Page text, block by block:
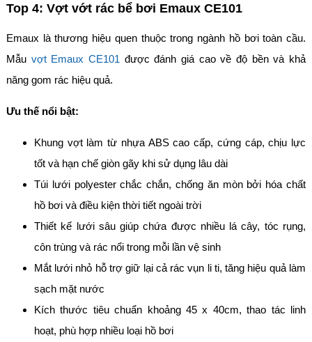
Top 4: Vợt vớt rác bể bơi Emaux CE101
Emaux là thương hiệu quen thuộc trong ngành hồ bơi toàn cầu.
Mẫu vợt Emaux CE101 được đánh giá cao về độ bền và khả
năng gom rác hiệu quả.
Ưu thế nổi bật:
Khung vợt làm từ nhựa ABS cao cấp, cứng cáp, chịu lực
tốt và hạn chế giòn gãy khi sử dụng lâu dài
Túi lưới polyester chắc chắn, chống ăn mòn bởi hóa chất
hồ bơi và điều kiện thời tiết ngoài trời
Thiết kế lưới sâu giúp chứa được nhiều lá cây, tóc rụng,
côn trùng và rác nổi trong mỗi lần vệ sinh
Mắt lưới nhỏ hỗ trợ giữ lại cả rác vụn li ti, tăng hiệu quả làm
sạch mặt nước
Kích thước tiêu chuẩn khoảng 45 x 40cm, thao tác linh
hoạt, phù hợp nhiều loại hồ bơi